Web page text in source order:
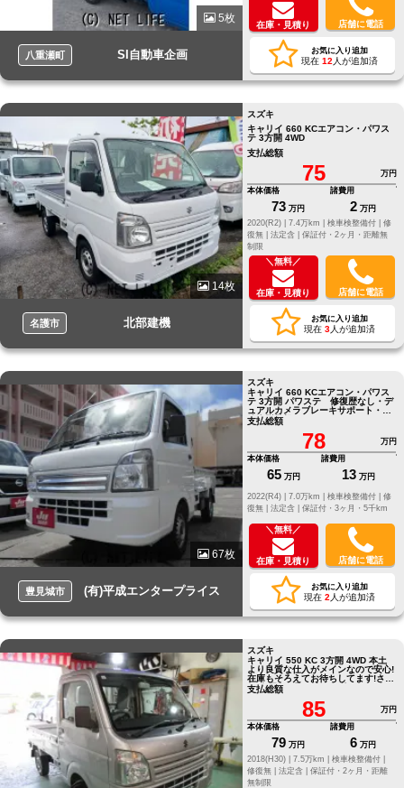
5枚
八重瀬町 SI自動車企画
在庫・見積り 店舗に電話
お気に入り追加
現在 12 人が追加済
14枚
名護市 北部建機
スズキ
キャリイ 660 KCエアコン・パワス
テ 3方開 4WD
支払総額
75
万円
本体価格
73 万円
諸費用
2 万円
2020(R2) |
7.4万km | 検車検整備付 | 修
復無 | 法定含 | 保証付・2ヶ月・距離無
制限
＼無料／
在庫・見積り 店舗に電話
お気に入り追加
現在 3人が追加済
67枚
豊見城市 (有)平成エンタープライス
スズキ
キャリイ 660 KCエアコン・パワス
テ 3方開 パワステ 修復歴なし・デ
ュアルカメラブレーキサポート・車
線逸脱警報
支払総額
78
万円
本体価格
65 万円
諸費用
13 万円
修
復無 | 法定含 | 保証付・3ヶ月・5千km
＼無料／
在庫・見積り 店舗に電話
お気に入り追加
現在 2 人が追加済
スズキ
キャリイ 550 KC 3方開 4WD 本土
より良質な仕入がメインなので安心!
在庫もそろえてお待ちしてます!さら
に!全国より取り寄せ可能
支払総額
85
万円
本体価格
79 万円
諸費用
6 万円
2018(H30) |
7.5万km |
検車検整備付 |
修復無 | 法定含 | 保証付・2ヶ月・距離
無制限